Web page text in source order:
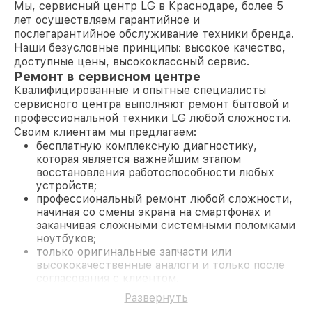
Мы, сервисный центр LG в Краснодаре, более 5
лет осуществляем гарантийное и
послегарантийное обслуживание техники бренда.
Наши безусловные принципы: высокое качество,
доступные цены, высококлассный сервис.
Ремонт в сервисном центре
Квалифицированные и опытные специалисты
сервисного центра выполняют ремонт бытовой и
профессиональной техники LG любой сложности.
Своим клиентам мы предлагаем:
бесплатную комплексную диагностику,
которая является важнейшим этапом
восстановления работоспособности любых
устройств;
профессиональный ремонт любой сложности,
начиная со смены экрана на смартфонах и
заканчивая сложными системными поломками
ноутбуков;
только оригинальные запчасти или
высококачественные аналоги и только после
согласования с клиентом.
На все работы и замененные комплектующие
предоставляется длительная гарантия. В случае
Развернуть